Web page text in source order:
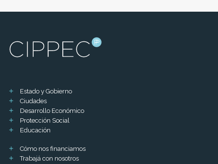
Estado y Gobierno
Ciudades
Desarrollo Económico
Protección Social
Educación
Cómo nos financiamos
Trabajá con nosotros